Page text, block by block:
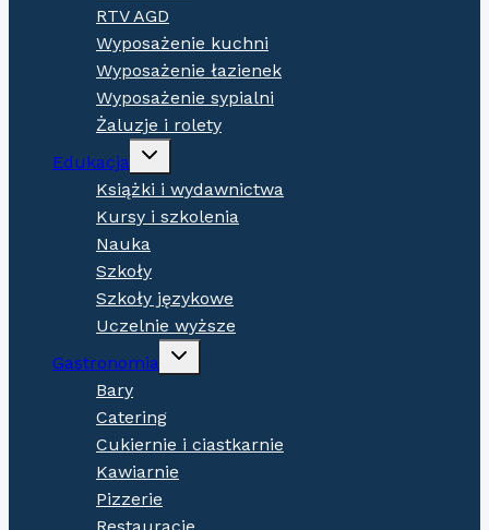
RTV AGD
Wyposażenie kuchni
Wyposażenie łazienek
Wyposażenie sypialni
Żaluzje i rolety
Edukacja
Expand
menu
Książki i wydawnictwa
Kursy i szkolenia
Nauka
Szkoły
Szkoły językowe
Uczelnie wyższe
Gastronomia
Expand
Bary
Catering
Cukiernie i ciastkarnie
Kawiarnie
Pizzerie